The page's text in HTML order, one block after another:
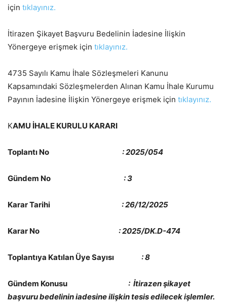
için tıklayınız.
İtirazen Şikayet Başvuru Bedelinin İadesine İlişkin
Yönergeye erişmek için tıklayınız.
4735 Sayılı Kamu İhale Sözleşmeleri Kanunu
Kapsamındaki Sözleşmelerden Alınan Kamu İhale Kurumu
Payının İadesine İlişkin Yönergeye erişmek için tıklayınız.
KAMU İHALE KURULU KARARI
Toplantı No : 2025/054
Gündem No : 3
Karar Tarihi : 26/12/2025
Karar No : 2025/DK.D-474
Toplantıya Katılan Üye Sayısı : 8
Gündem Konusu : İtirazen şikayet
başvuru bedelinin iadesine ilişkin tesis edilecek işlemler.